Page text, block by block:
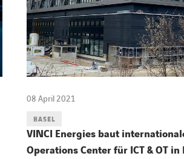
08 April 2021
BASEL
VINCI Energies baut
Operations Center für ICT & OT in